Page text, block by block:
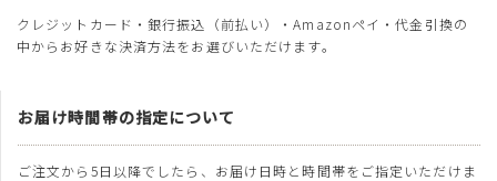
クレジットカード・銀行振込（前払い）・Amazonペイ・代金引換の
中からお好きな決済方法をお選びいただけます。
お届け時間帯の指定について
ご注文から5日以降でしたら、お届け日時と時間帯をご指定いただけま